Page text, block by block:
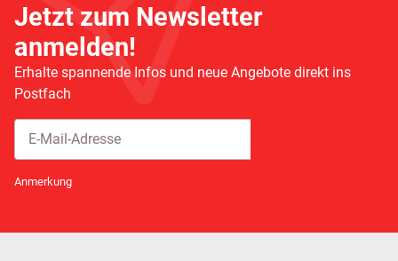
Jetzt zum Newsletter
anmelden!
Erhalte spannende Infos und neue Angebote direkt ins
Postfach
Anmerkung